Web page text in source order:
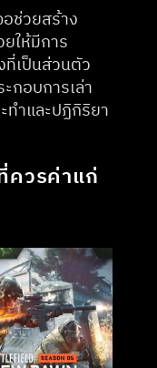
ช่วยสร้าง
ให้มีการ
เป็นส่วนตัว
กอบการเล่า
ทำและปฏิกิริยา
ควรค่าแก่